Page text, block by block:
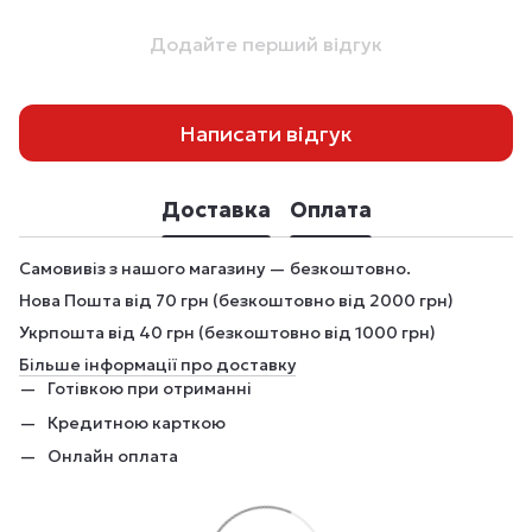
Додайте перший відгук
Написати відгук
Доставка Оплата
Самовивіз з нашого магазину — безкоштовно.
Нова Пошта від 70 грн (безкоштовно від 2000 грн)
Укрпошта від 40 грн (безкоштовно від 1000 грн)
Більше інформації про доставку
Готівкою при отриманні
Кредитною карткою
Онлайн оплата